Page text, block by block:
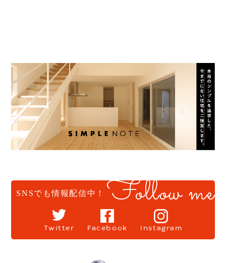
SNSでも情報配信中！ Follow me
Twitter Facebook Instagram